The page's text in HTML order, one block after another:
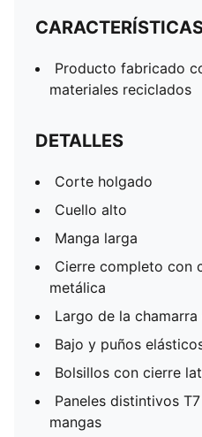
Producto fabricado
materiales reciclados
DETALLES
Corte holgado
Cuello alto
Manga larga
Cierre completo con
metálica
Largo de la
Bajo y puños
Bolsillos con cierre
Paneles distintivos
mangas